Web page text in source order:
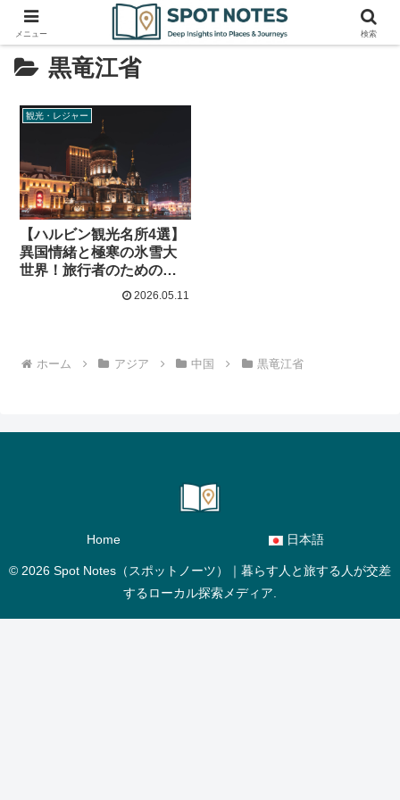
黒竜江省
観光・レジャー
【ハルビン観光名所4選】
異国情緒と極寒の氷雪大
世界！旅行者のためのリ
2026.05.11
ホーム アジア 中国 黒竜江省
Home 日本語
© 2026 Spot Notes（スポットノーツ）｜暮らす人と旅する人が交差
するローカル探索メディア.
メニュー 検索